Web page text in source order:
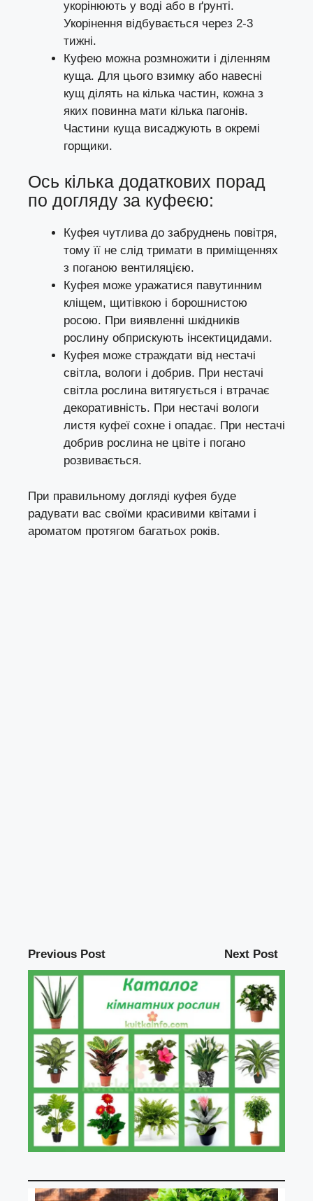
укорінюють у воді або в ґрунті.
Укорінення відбувається через 2-3
тижні.
Куфею можна розмножити і діленням
куща. Для цього взимку або навесні
кущ ділять на кілька частин, кожна з
яких повинна мати кілька пагонів.
Частини куща висаджують в окремі
горщики.
Ось кілька додаткових порад
по догляду за куфеєю:
Куфея чутлива до забруднень повітря,
тому її не слід тримати в приміщеннях
з поганою вентиляцією.
Куфея може уражатися павутинним
кліщем, щитівкою і борошнистою
росою. При виявленні шкідників
рослину обприскують інсектицидами.
Куфея може страждати від нестачі
світла, вологи і добрив. При нестачі
світла рослина витягується і втрачає
декоративність. При нестачі вологи
листя куфеї сохне і опадає. При нестачі
добрив рослина не цвіте і погано
розвивається.
При правильному догляді куфея буде
радувати вас своїми красивими квітами і
ароматом протягом багатьох років.
Previous Post Next Post